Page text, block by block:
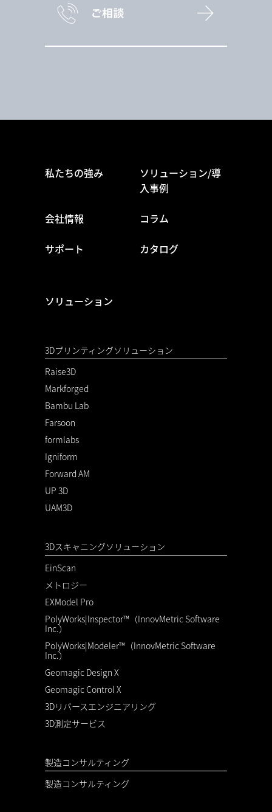
私たちの強み
ソリューション/導
入事例
会社情報 コラム
サポート カタログ
ソリューション
3Dプリンティングソリューション
Raise3D
Markforged
Bambu Lab
Farsoon
formlabs
Igniform
Forward AM
UP 3D
UAM3D
3Dスキャニングソリューション
EinScan
メトロジー
EXModel Pro
PolyWorks|Inspector™（InnovMetric Software
Inc.）
PolyWorks|Modeler™（InnovMetric Software
Inc.）
Geomagic Design X
Geomagic Control X
3Dリバースエンジニアリング
3D測定サービス
製造コンサルティング
製造コンサルティング